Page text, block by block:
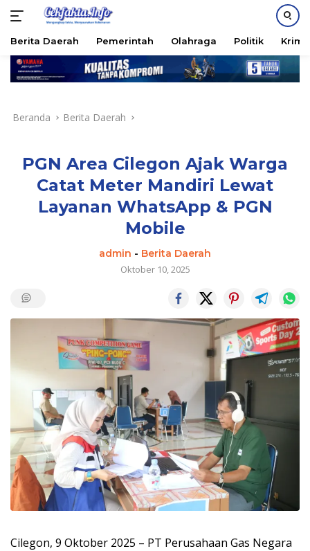
Langsung
Berita Daerah Pemerintah Olahraga Politik
Beranda Berita Daerah
PGN Area Cilegon Ajak Warga
Catat Meter Mandiri Lewat
Layanan WhatsApp & PGN
Mobile
admin - Berita Daerah
Oktober 10, 2025
Cilegon, 9 Oktober 2025 – PT Perusahaan Gas Negara